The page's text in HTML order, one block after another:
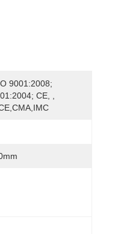
9001:2008;
CE, ,